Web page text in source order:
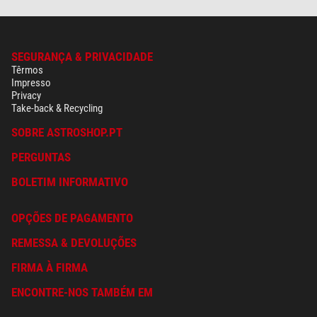
SEGURANÇA & PRIVACIDADE
Têrmos
Impresso
Privacy
Take-back & Recycling
SOBRE ASTROSHOP.PT
PERGUNTAS
BOLETIM INFORMATIVO
OPÇÕES DE PAGAMENTO
REMESSA & DEVOLUÇÕES
FIRMA À FIRMA
ENCONTRE-NOS TAMBÉM EM